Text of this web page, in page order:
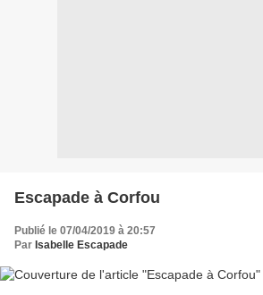
Escapade à Corfou
Publié le 07/04/2019 à 20:57
Par Isabelle Escapade